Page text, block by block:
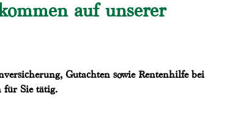
auf unserer
Gutachten sowie Rentenhilfe bei
für Sie tätig.